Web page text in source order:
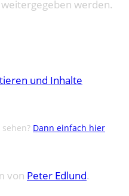
werden.
und Inhalte
Dann einfach hier
von Peter Edlund.